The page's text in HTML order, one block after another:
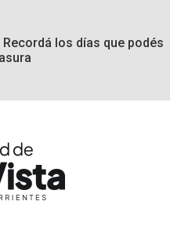
los días que podés